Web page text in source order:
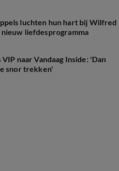
luchten hun hart bij Wilfred
liefdesprogramma
VIP naar Vandaag Inside: 'Dan
snor trekken'